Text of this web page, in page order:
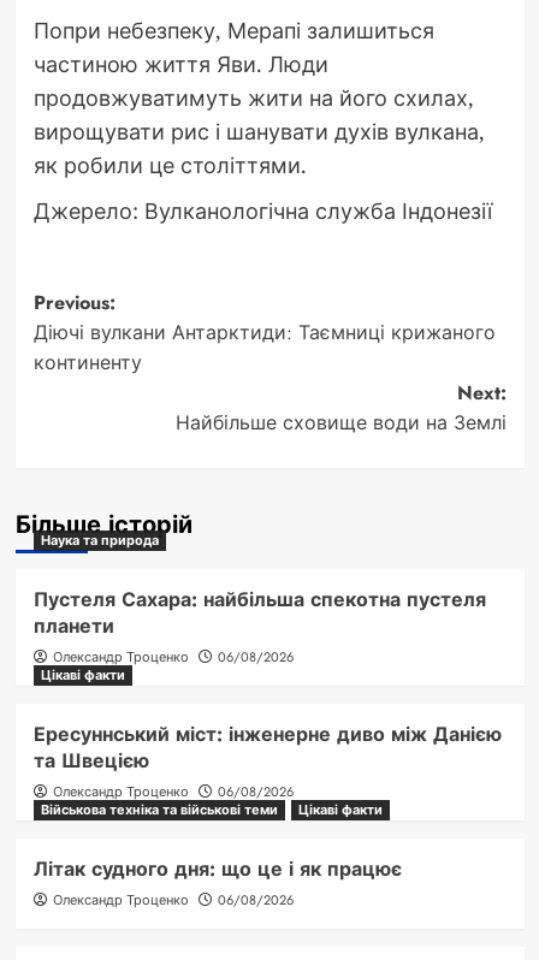
Попри небезпеку, Мерапі залишиться
частиною життя Яви. Люди
продовжуватимуть жити на його схилах,
вирощувати рис і шанувати духів вулкана,
як робили це століттями.
Джерело: Вулканологічна служба Індонезії
Post
navigation
Previous:
Діючі вулкани Антарктиди: Таємниці крижаного
континенту
Next:
Найбільше сховище води на Землі
Більше історій
Наука та природа
Пустеля Сахара: найбільша спекотна пустеля
планети
Олександр Троценко
06/08/2026
Цікаві факти
Ересуннський міст: інженерне диво між Данією
та Швецією
Олександр Троценко
06/08/2026
Військова техніка та військові теми
Цікаві факти
Літак судного дня: що це і як працює
Олександр Троценко 06/08/2026